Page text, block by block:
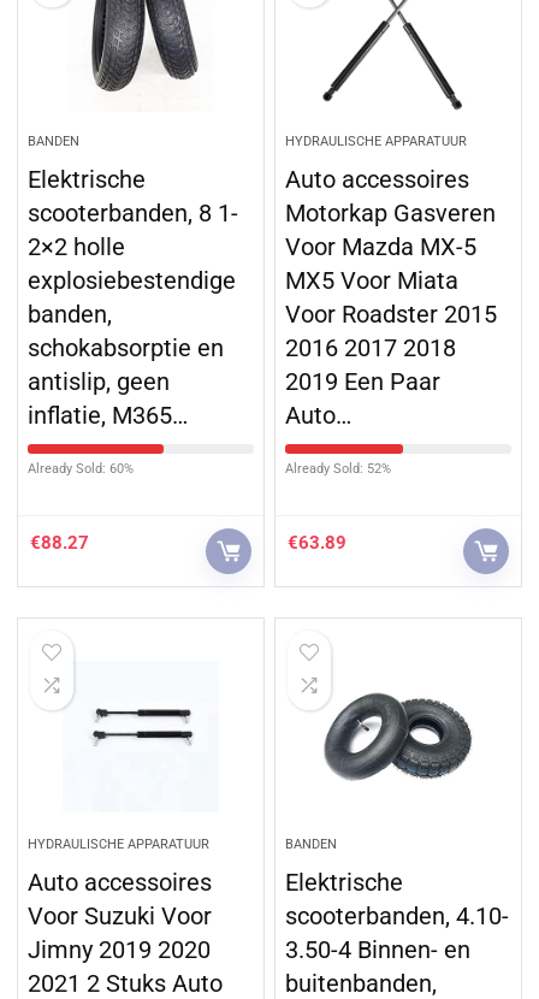
BANDEN
Elektrische
scooterbanden, 8 1-
2×2 holle
explosiebestendige
banden,
schokabsorptie en
antislip, geen
inflatie, M365…
Already Sold: 60%
€88.27
HYDRAULISCHE APPARATUUR
Auto accessoires
Motorkap Gasveren
Voor Mazda MX-5
MX5 Voor Miata
Voor Roadster 2015
2016 2017 2018
2019 Een Paar
Auto…
Already Sold: 52%
€63.89
HYDRAULISCHE APPARATUUR
Auto accessoires
Voor Suzuki Voor
Jimny 2019 2020
2021 2 Stuks Auto
BANDEN
Elektrische
scooterbanden, 4.10-
3.50-4 Binnen- en
buitenbanden,